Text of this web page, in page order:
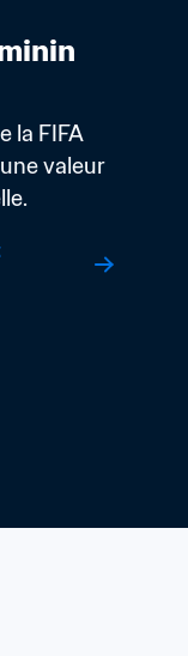
la FIFA
valeur